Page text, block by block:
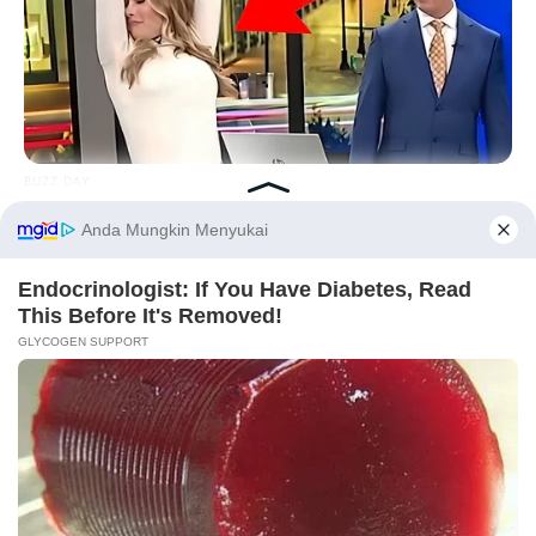
Play– feat Dewi Sandra & Sandra Dewi – Indonesian Theme
Song for Euro 2008 (2008)
Album
Perjalanan(2011)
Model Video Klip
Jangan Ngarep– Setia Band (2012)
Angel– F.O.S (2011)
Kau tak Setia(2010) – Dhea Ananda, sebagai Sutradara
Aku Masih Mencintaimu
– Matera (2009)
Kau– Pilar (2009)
Sobat– Shinobi (2009)
HABERION
Before You Go